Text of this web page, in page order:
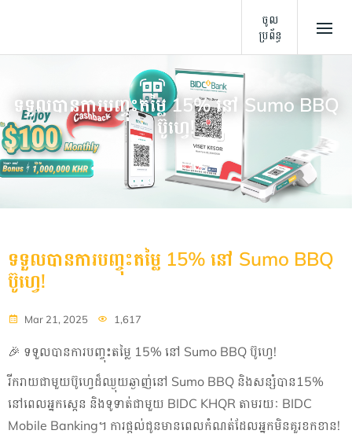
ចូល
ប្រព័ន្ធ
ទទួលបានការបញ្ចុះតម្លៃ 15%​​ នៅ Sumo BBQ
ប៊ូហ្វេ!
ទទួលបានការបញ្ចុះតម្លៃ 15%​​ នៅ Sumo BBQ
ប៊ូហ្វេ!
Mar 21, 2025 1,617
🎉 ទទួលបានការបញ្ចុះតម្លៃ 15%​​ នៅ Sumo BBQ ប៊ូហ្វេ!
រីករាយជាមួយប៊ូហ្វេដ៏ឈ្ងុយឆ្ងាញ់នៅ Sumo BBQ និងសន្សំបាន15%
នៅពេលអ្នកស្កេន និងទូទាត់ជាមួយ BIDC KHQR តាមរយៈ BIDC
Mobile Banking។ ការផ្តល់ជូនមានពេលកំណត់ដែលអ្នកមិនគួរខកខាន!